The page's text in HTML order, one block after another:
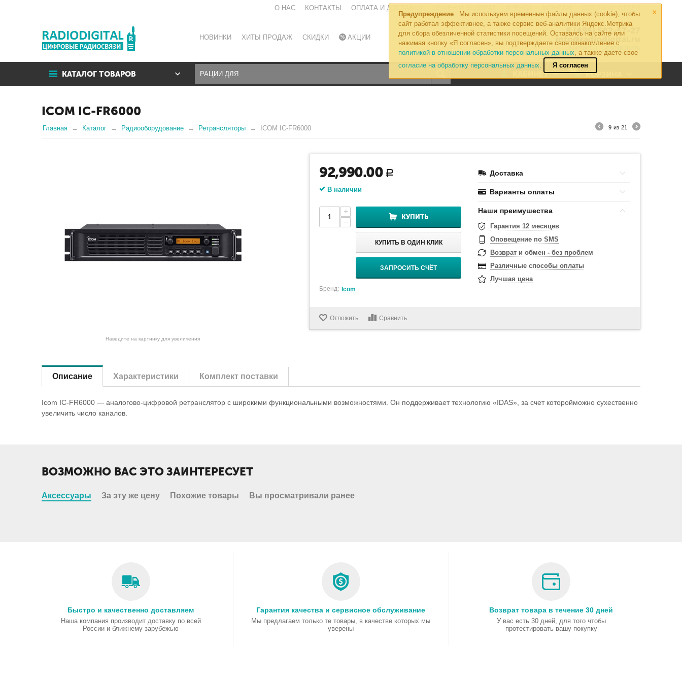
×
Предупреждение
Мы используем временные файлы данных (cookie), чтобы
сайт работал эффективнее, а также сервис веб-аналитики Яндекс.Метрика
для сбора обезличенной статистики посещений. Оставаясь на сайте или
нажимая кнопку «Я согласен», вы подтверждаете свое ознакомление с
политикой в отношении обработки персональных данных, а также даете свое
согласие на обработку персональных данных.
Я согласен
О НАС КОНТАКТЫ ОПЛАТА И ДОСТАВКА
НОВИНКИ ХИТЫ ПРОДАЖ СКИДКИ АКЦИИ
8 (495) 502-57-27
info@radiodigital.ru
Контакты Перезвонить
КАТАЛОГ ТОВАРОВ
0
КОРЗИНА
КАБИНЕТ
ICOM IC-FR6000
Главная Каталог Радиооборудование Ретрансляторы ICOM IC-FR6000 9 из 21
Наведите на картинку для увеличения
92,990.00 Р
В наличии
+
−
КУПИТЬ
КУПИТЬ В ОДИН КЛИК
ЗАПРОСИТЬ СЧЁТ
Бренд: Icom
Доставка
Варианты оплаты
Наши преимушества
Гарантия 12 месяцев
Оповещение по SMS
Возврат и обмен - без проблем
Различные способы оплаты
Лучшая цена
Отложить Сравнить
Описание Характеристики Комплект поставки
Icom IC-FR6000 — аналогово-цифровой ретранслятор с широкими функциональными возможностями. Он поддерживает технологию «IDAS», за счет которойможно сухественно
увеличить число каналов.
ВОЗМОЖНО ВАС ЭТО ЗАИНТЕРЕСУЕТ
Аксессуары За эту же цену Похожие товары Вы просматривали ранее
Быстро и качественно доставляем
Наша компания производит доставку по всей
России и ближнему зарубежью
Гарантия качества и сервисное обслуживание
Мы предлагаем только те товары, в качестве которых мы
уверены
Возврат товара в течение 30 дней
У вас есть 30 дней, для того чтобы
протестировать вашу покупку